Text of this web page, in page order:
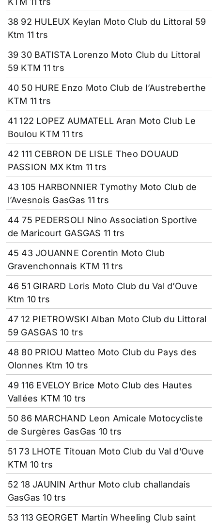
38 92 HULEUX Keylan Moto Club du Littoral 59
Ktm 11 trs
39 30 BATISTA Lorenzo Moto Club du Littoral
59 KTM 11 trs
40 50 HURE Enzo Moto Club de l’Austreberthe
KTM 11 trs
41 122 LOPEZ AUMATELL Aran Moto Club Le
Boulou KTM 11 trs
42 111 CEBRON DE LISLE Theo DOUAUD
PASSION MX Ktm 11 trs
43 105 HARBONNIER Tymothy Moto Club de
l’Avesnois GasGas 11 trs
44 75 PEDERSOLI Nino Association Sportive
de Maricourt GASGAS 11 trs
45 43 JOUANNE Corentin Moto Club
Gravenchonnais KTM 11 trs
46 51 GIRARD Loris Moto Club du Val d’Ouve
Ktm 10 trs
47 12 PIETROWSKI Alban Moto Club du Littoral
59 GASGAS 10 trs
48 80 PRIOU Matteo Moto Club du Pays des
Olonnes Ktm 10 trs
49 116 EVELOY Brice Moto Club des Hautes
Vallées KTM 10 trs
50 86 MARCHAND Leon Amicale Motocycliste
de Surgères GasGas 10 trs
51 73 LHOTE Titouan Moto Club du Val d’Ouve
KTM 10 trs
52 18 JAUNIN Arthur Moto club challandais
GasGas 10 trs
53 113 GEORGET Martin Wheeling Club saint